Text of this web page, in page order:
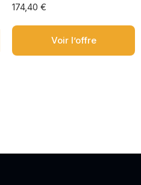
174,40 €
Voir l’offre